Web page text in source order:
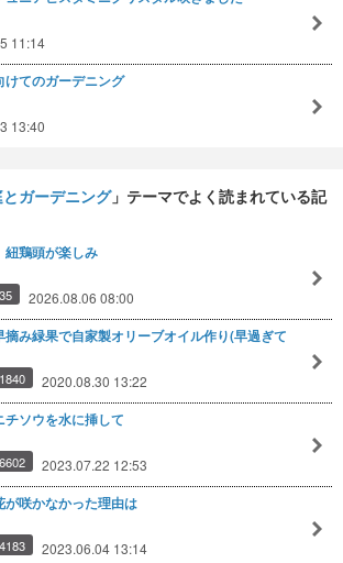
11:14
けてのガーデニング
13:40
ガーデニング」テーマでよく読まれている記
鶏頭が楽しみ
2026.08.06 08:00
摘み緑果で自家製オリーブオイル作り(早過ぎて
2020.08.30 13:22
チソウを水に挿して
2023.07.22 12:53
が咲かなかった理由は
2023.06.04 13:14